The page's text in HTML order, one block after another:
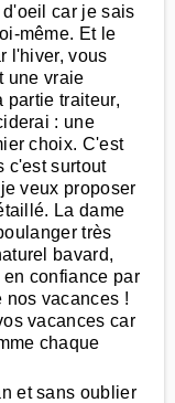
car je sais
même. Et le
l'hiver, vous
une vraie
partie traiteur,
: une
choix. C'est
c'est surtout
veux proposer
La dame
très
bavard,
confiance par
nos vacances !
vacances car
chaque
et sans oublier